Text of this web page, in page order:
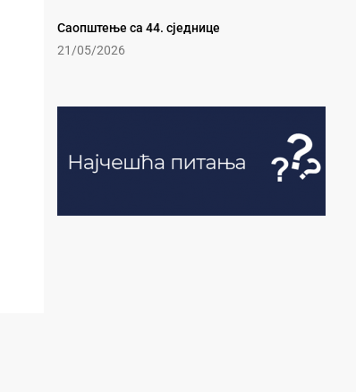
Саопштење са 44. сједнице
21/05/2026